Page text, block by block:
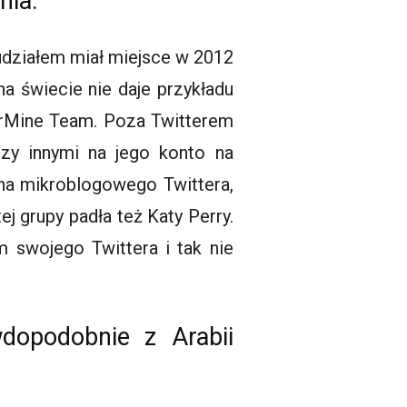
miał miejsce w 2012
świecie nie daje przykładu
Team. Poza Twitterem
innymi na jego konto na
mikroblogowego Twittera,
grupy padła też Katy Perry.
swojego Twitterai tak nie
z Arabii